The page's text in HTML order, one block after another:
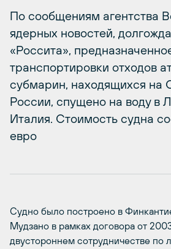
По сообщениям агентства
ядерных новостей,
«Россита»,
транспортировки отходов
субмарин, находящихся на
России, спущено на воду в
Италия. Стоимость судна
евро
Судно было построено в
Мудзано в рамках договора от
двустороннем сотрудничестве по